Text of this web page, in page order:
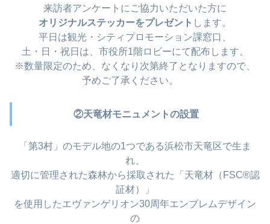
来訪者アンケートにご協力いただいた方に
オリジナルステッカーをプレゼント します。
平日は観光・シティプロモーション課窓口、
土・日・祝日は、市役所1階ロビーにて配布します。
※数量限定のため、なくなり次第終了となりますので、
予めご了承ください。
②天竜材モニュメントの設置
「第3村」のモデル地の1つである浜松市天竜区で生ま
れ、
適切に管理された森林から採取された「天竜材（FSC®認
証材）」
を使用したエヴァンゲリオン30周年エンブレムデザイン
の